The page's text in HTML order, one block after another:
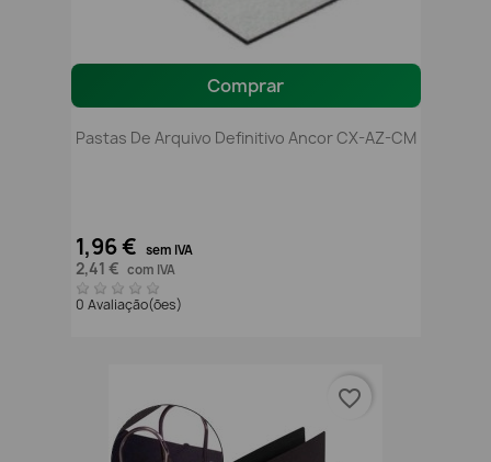
Comprar
Pastas De Arquivo Definitivo Ancor CX-AZ-CM
1,96 € sem IVA
2,41 € com IVA
0 Avaliação(ões)
favorite_border